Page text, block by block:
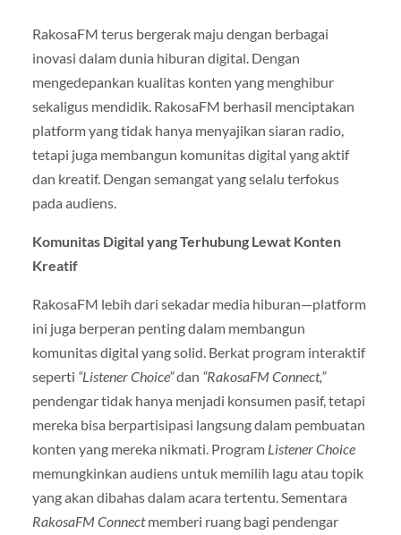
RakosaFM terus bergerak maju dengan berbagai
inovasi dalam dunia hiburan digital. Dengan
mengedepankan kualitas konten yang menghibur
sekaligus mendidik. RakosaFM berhasil menciptakan
platform yang tidak hanya menyajikan siaran radio,
tetapi juga membangun komunitas digital yang aktif
dan kreatif. Dengan semangat yang selalu terfokus
pada audiens.
Komunitas Digital yang Terhubung Lewat Konten
Kreatif
RakosaFM lebih dari sekadar media hiburan—platform
ini juga berperan penting dalam membangun
komunitas digital yang solid. Berkat program interaktif
seperti “Listener Choice”dan “RakosaFM Connect,”
pendengar tidak hanya menjadi konsumen pasif, tetapi
mereka bisa berpartisipasi langsung dalam pembuatan
konten yang mereka nikmati. Program Listener Choice
memungkinkan audiens untuk memilih lagu atau topik
yang akan dibahas dalam acara tertentu. Sementara
RakosaFM Connectmemberi ruang bagi pendengar